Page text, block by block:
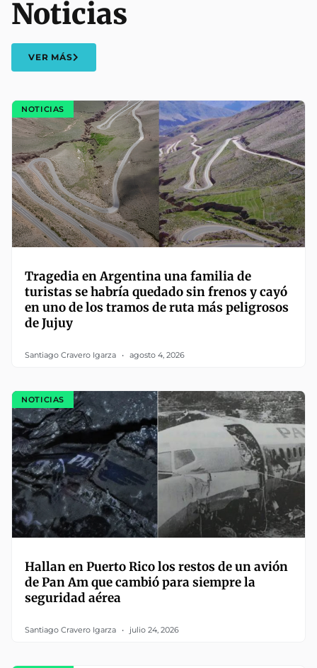
Noticias
VER MÁS
NOTICIAS
Tragedia en Argentina una familia de
turistas se habría quedado sin frenos y cayó
en uno de los tramos de ruta más peligrosos
de Jujuy
Santiago Cravero Igarza agosto 4, 2026
NOTICIAS
Hallan en Puerto Rico los restos de un avión
de Pan Am que cambió para siempre la
seguridad aérea
Santiago Cravero Igarza julio 24, 2026